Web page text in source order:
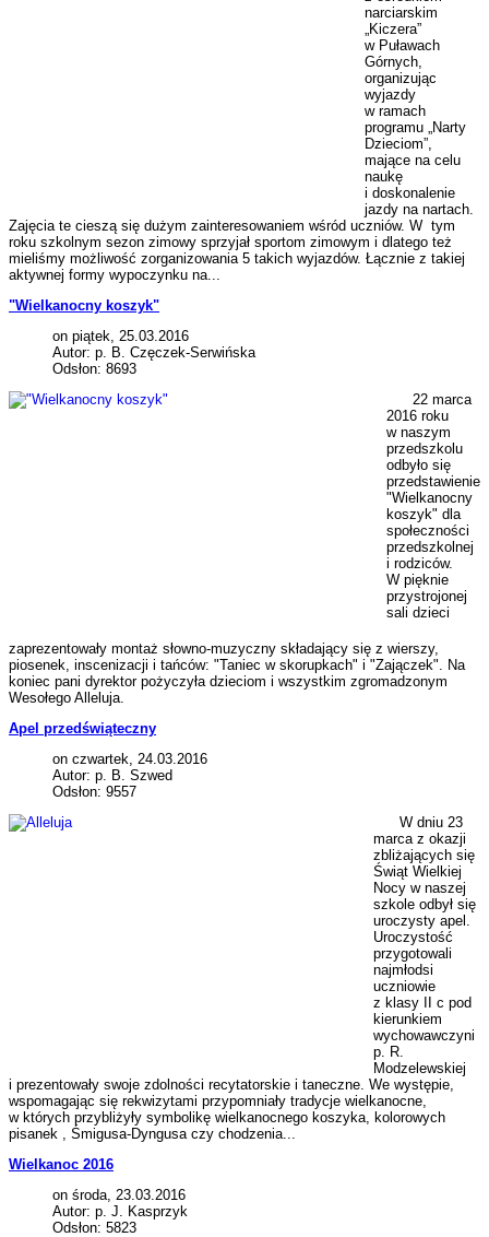
narciarskim
„Kiczera”
w Puławach
Górnych,
organizując
wyjazdy
w ramach
programu „Narty
Dzieciom”,
mające na celu
naukę
i doskonalenie
jazdy na nartach.
Zajęcia te cieszą się dużym zainteresowaniem wśród uczniów. W tym
roku szkolnym sezon zimowy sprzyjał sportom zimowym i dlatego też
mieliśmy możliwość zorganizowania 5 takich wyjazdów. Łącznie z takiej
aktywnej formy wypoczynku na...
"Wielkanocny koszyk"
on piątek, 25.03.2016
Autor: p. B. Częczek-Serwińska
Odsłon: 8693
22 marca
2016 roku
w naszym
przedszkolu
odbyło się
przedstawienie
"Wielkanocny
koszyk" dla
społeczności
przedszkolnej
i rodziców.
W pięknie
przystrojonej
sali dzieci
zaprezentowały montaż słowno-muzyczny składający się z wierszy,
piosenek, inscenizacji i tańców: "Taniec w skorupkach" i "Zajączek". Na
koniec pani dyrektor pożyczyła dzieciom i wszystkim zgromadzonym
Wesołego Alleluja.
Apel przedświąteczny
on czwartek, 24.03.2016
Autor: p. B. Szwed
Odsłon: 9557
W dniu 23
marca z okazji
zbliżających się
Świąt Wielkiej
Nocy w naszej
szkole odbył się
uroczysty apel.
Uroczystość
przygotowali
najmłodsi
uczniowie
z klasy II c pod
kierunkiem
wychowawczyni
p. R.
Modzelewskiej
i prezentowały swoje zdolności recytatorskie i taneczne. We występie,
wspomagając się rekwizytami przypomniały tradycje wielkanocne,
w których przybliżyły symbolikę wielkanocnego koszyka, kolorowych
pisanek , Śmigusa-Dyngusa czy chodzenia...
Wielkanoc 2016
on środa, 23.03.2016
Autor: p. J. Kasprzyk
Odsłon: 5823